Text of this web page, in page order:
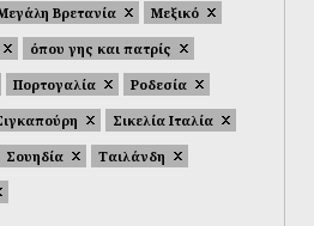
Βρετανία
Μεξικό
όπου γης και πατρίς
Πορτογαλία
Ροδεσία
Σικελία Ιταλία
Σουηδία
Ταιλάνδη